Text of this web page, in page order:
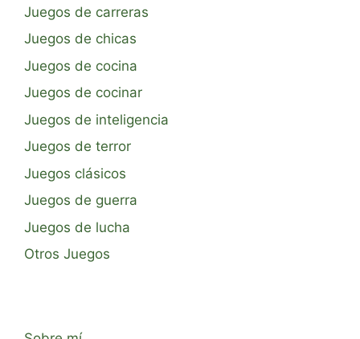
Juegos de carreras
Juegos de chicas
Juegos de cocina
Juegos de cocinar
Juegos de inteligencia
Juegos de terror
Juegos clásicos
Juegos de guerra
Juegos de lucha
Otros Juegos